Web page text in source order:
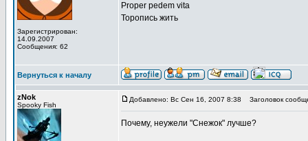
Зарегистрирован:
14.09.2007
Сообщения: 62
Proper pedem vita
Торопись жить
Вернуться к началу
zNok
Spooky Fish
Добавлено: Вс Сен 16, 2007 8:38 Заголовок
Почему, неужели "Снежок" лучше?